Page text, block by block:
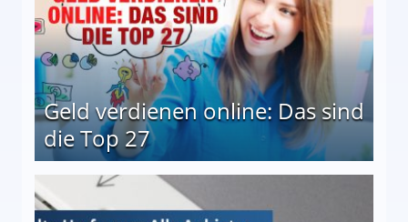
Geld verdienen online: Das sind
die Top 27